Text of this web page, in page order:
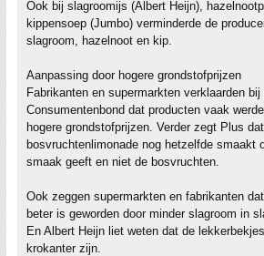
Ook bij slagroomijs (Albert Heijn),
kippensoep (Jumbo) verminderde de
slagroom, hazelnoot en kip.
Aanpassing door hogere grondstofprijzen
Fabrikanten en supermarkten verklaarden
Consumentenbond dat producten vaak
hogere grondstofprijzen. Verder zegt Plus
bosvruchtenlimonade nog hetzelfde smaakt
smaak geeft en niet de bosvruchten.
Ook zeggen supermarkten en fabrikanten
beter is geworden door minder slagroom in
En Albert Heijn liet weten dat de
krokanter zijn.